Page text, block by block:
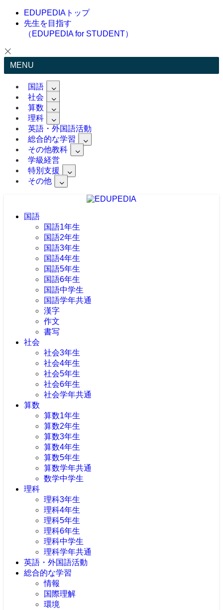
EDUPEDIAトップ
先生を目指す
（EDUPEDIA for STUDENT）
MENU
国語
社会
算数
理科
英語・外国語活動
総合的な学習
その他教科
学級経営
特別支援
その他
国語
国語1年生
国語2年生
国語3年生
国語4年生
国語5年生
国語6年生
国語中学生
国語学年共通
漢字
作文
書写
社会
社会3年生
社会4年生
社会5年生
社会6年生
社会学年共通
算数
算数1年生
算数2年生
算数3年生
算数4年生
算数5年生
算数学年共通
数学中学生
理科
理科3年生
理科4年生
理科5年生
理科6年生
理科中学生
理科学年共通
英語・外国語活動
総合的な学習
情報
国際理解
環境